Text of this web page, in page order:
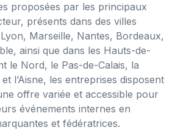
proposées par les principaux
présents dans des villes
Marseille, Nantes, Bordeaux,
ainsi que dans les Hauts-de-
le Nord, le Pas-de-Calais, la
et l’Aisne, les entreprises disposent
offre variée et accessible pour
événements internes en
et fédératrices.